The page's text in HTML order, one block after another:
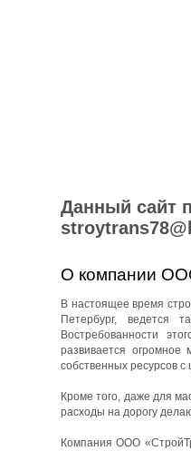
Данный сайт
О компании
В настоящее время
Петербург, ведется
Востребованности
развивается
собственных ресурсов
Кроме того, даже для
расходы на дорогу
Компания ООО